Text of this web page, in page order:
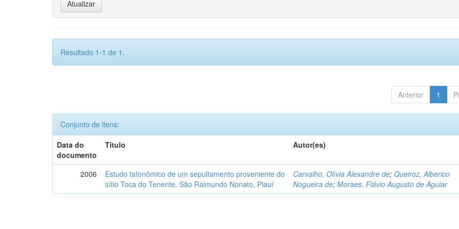
Resultado 1-1 de 1.
Anterior 1
Conjunto de itens:
Data do
documento
Título Autor(es)
2006
Estudo tafonômico de um sepultamento proveniente do
sítio Toca do Tenente, São Raimundo Nonato, Piauí
Carvalho, Olívia Alexandre de;Queiroz, Alberico
Nogueira de;Moraes, Flávio Augusto de Aguiar